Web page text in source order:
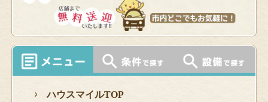
ハウスマイルTOP